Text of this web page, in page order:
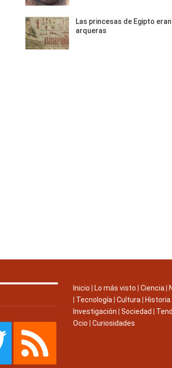
Las princesas de Egipto
arqueras
Inicio Lo más visto Ciencia
Tecnología Cultura Historia
Investigación
Sociedad
Ocio
Curiosidades